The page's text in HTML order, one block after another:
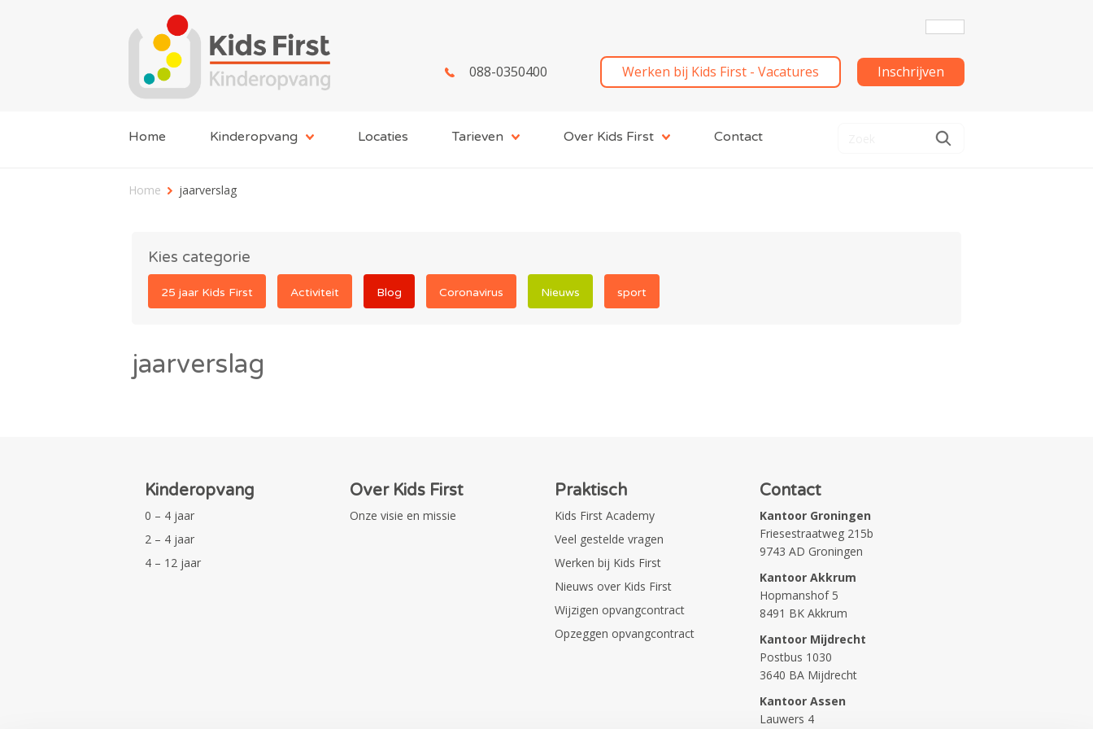
088-0350400 Werken bij Kids First - Vacatures Inschrijven
Home Kinderopvang Locaties Tarieven Over Kids First Contact
Home jaarverslag
Kies categorie
25 jaar Kids First Activiteit Blog Coronavirus Nieuws sport
jaarverslag
Kinderopvang
0 – 4 jaar
2 – 4 jaar
4 – 12 jaar
Over Kids First
Onze visie en missie
Praktisch
Kids First Academy
Veel gestelde vragen
Werken bij Kids First
Nieuws over Kids First
Wijzigen opvangcontract
Opzeggen opvangcontract
Contact
Kantoor Groningen
Friesestraatweg 215b
9743 AD Groningen
Kantoor Akkrum
Hopmanshof 5
8491 BK Akkrum
Kantoor Mijdrecht
Postbus 1030
3640 BA Mijdrecht
Kantoor Assen
Lauwers 4